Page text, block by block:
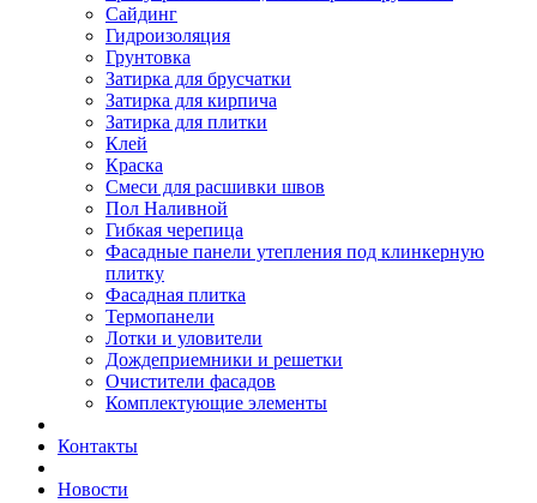
Сайдинг
Гидроизоляция
Грунтовка
Затирка для брусчатки
Затирка для кирпича
Затирка для плитки
Клей
Краска
Смеси для расшивки швов
Пол Наливной
Гибкая черепица
Фасадные панели утепления под клинкерную
плитку
Фасадная плитка
Термопанели
Лотки и уловители
Дождеприемники и решетки
Очистители фасадов
Комплектующие элементы
Контакты
Новости